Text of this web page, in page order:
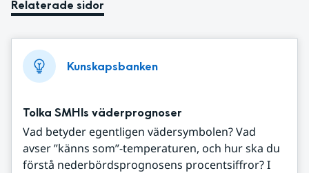
Relaterade sidor
Kunskapsbanken
Tolka SMHIs väderprognoser
Vad betyder egentligen vädersymbolen? Vad
avser ”känns som”-temperaturen, och hur ska du
förstå nederbördsprognosens procentsiffror? I